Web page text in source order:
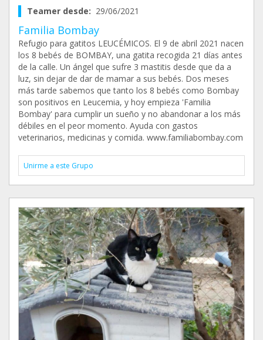
Teamer desde: 29/06/2021
Familia Bombay
Refugio para gatitos LEUCÉMICOS. El 9 de abril 2021 nacen
los 8 bebés de BOMBAY, una gatita recogida 21 días antes
de la calle. Un ángel que sufre 3 mastitis desde que da a
luz, sin dejar de dar de mamar a sus bebés. Dos meses
más tarde sabemos que tanto los 8 bebés como Bombay
son positivos en Leucemia, y hoy empieza 'Familia
Bombay' para cumplir un sueño y no abandonar a los más
débiles en el peor momento. Ayuda con gastos
veterinarios, medicinas y comida. www.familiabombay.com
Unirme a este Grupo